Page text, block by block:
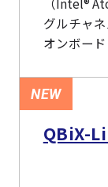
グルチャネ
オンボード
NEW
QBiX-